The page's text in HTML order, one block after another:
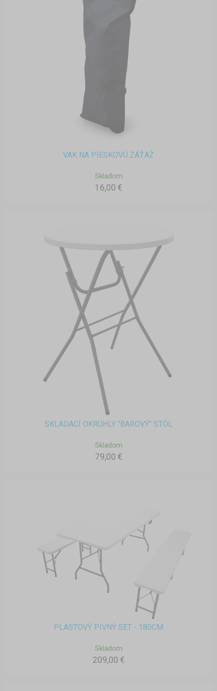
VAK NA PIESKOVÚ ZÁŤAŽ
Skladom
16,00 €
SKLADACÍ OKRÚHLY "BAROVÝ" STÔL
Skladom
79,00 €
PLASTOVÝ PIVNÝ SET - 180CM
Skladom
209,00 €